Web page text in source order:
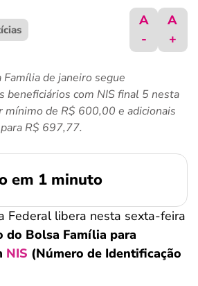
A
-
A
+
de janeiro segue
beneficiários com NIS final 5 nesta
mínimo de R$ 600,00 e adicionais
R$ 697,77.
em 1 minuto
Federal libera nesta sexta-feira
do Bolsa Família para
NIS (Número de Identificação